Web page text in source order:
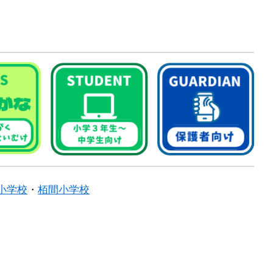
学校 ・栢間小学校